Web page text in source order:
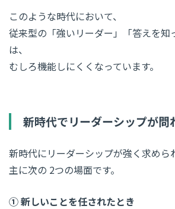
このような時代において、
従来型の「強いリーダー」「答えを知
は、
むしろ機能しにくくなっています。
新時代でリーダーシップが問
新時代にリーダーシップが強く求めら
主に次の 2つの場面です。
① 新しいことを任されたとき